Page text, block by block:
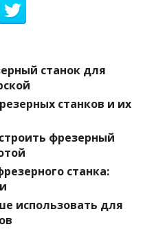
станок для
станков и их
фрезерный
станка:
использовать для